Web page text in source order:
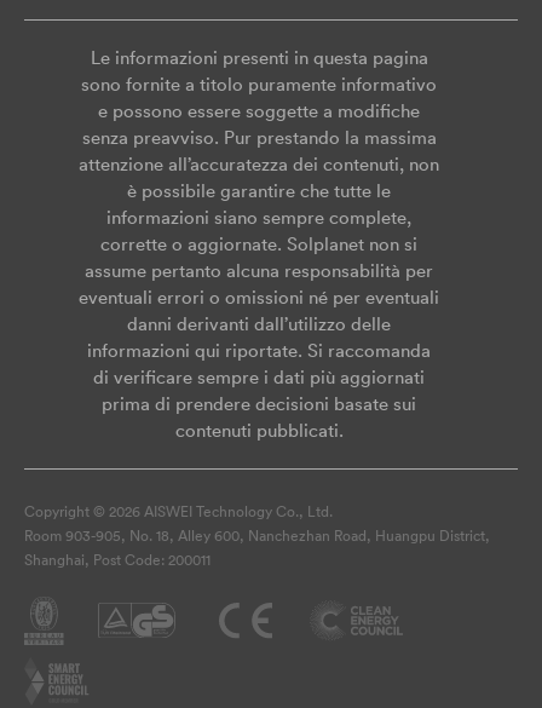
Le informazioni presenti in questa pagina
sono fornite a titolo puramente informativo
e possono essere soggette a modifiche
senza preavviso. Pur prestando la massima
attenzione all’accuratezza dei contenuti, non
è possibile garantire che tutte le
informazioni siano sempre complete,
corrette o aggiornate. Solplanet non si
assume pertanto alcuna responsabilità per
eventuali errori o omissioni né per eventuali
danni derivanti dall’utilizzo delle
informazioni qui riportate. Si raccomanda
di verificare sempre i dati più aggiornati
prima di prendere decisioni basate sui
contenuti pubblicati.
Copyright © 2026 AISWEI Technology Co., Ltd.
Room 903-905, No. 18, Alley 600, Nanchezhan Road, Huangpu District,
Shanghai, Post Code: 200011